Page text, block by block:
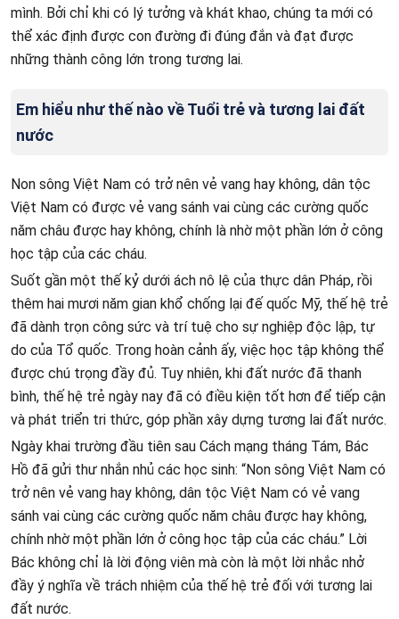
mình. Bởi chỉ khi có lý tưởng và khát khao, chúng ta mới có
thể xác định được con đường đi đúng đắn và đạt được
những thành công lớn trong tương lai.
Em hiểu như thế nào về Tuổi trẻ và tương lai đất
nước
Non sông Việt Nam có trở nên vẻ vang hay không, dân tộc
Việt Nam có được vẻ vang sánh vai cùng các cường quốc
năm châu được hay không, chính là nhờ một phần lớn ở công
học tập của các cháu.
Suốt gần một thế kỷ dưới ách nô lệ của thực dân Pháp, rồi
thêm hai mươi năm gian khổ chống lại đế quốc Mỹ, thế hệ trẻ
đã dành trọn công sức và trí tuệ cho sự nghiệp độc lập, tự
do của Tổ quốc. Trong hoàn cảnh ấy, việc học tập không thể
được chú trọng đầy đủ. Tuy nhiên, khi đất nước đã thanh
bình, thế hệ trẻ ngày nay đã có điều kiện tốt hơn để tiếp cận
và phát triển tri thức, góp phần xây dựng tương lai đất nước.
Ngày khai trường đầu tiên sau Cách mạng tháng Tám, Bác
Hồ đã gửi thư nhắn nhủ các học sinh: “Non sông Việt Nam có
trở nên vẻ vang hay không, dân tộc Việt Nam có vẻ vang
sánh vai cùng các cường quốc năm châu được hay không,
chính nhờ một phần lớn ở công học tập của các cháu.” Lời
Bác không chỉ là lời động viên mà còn là một lời nhắc nhở
đầy ý nghĩa về trách nhiệm của thế hệ trẻ đối với tương lai
đất nước.